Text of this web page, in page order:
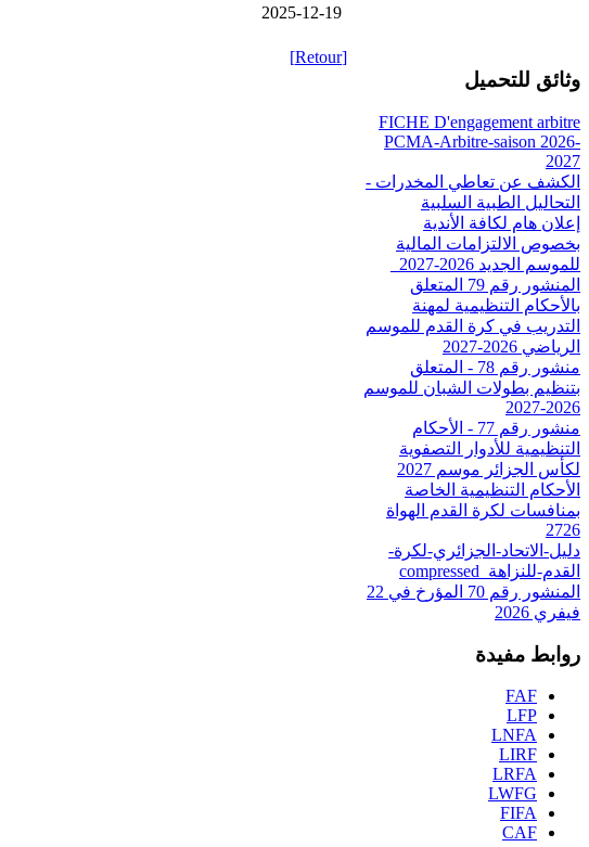
2025-12-19
[Retour]
وثائق للتحميل
FICHE D'engagement arbitre
PCMA-Arbitre-saison 2026-
2027
الكشف عن تعاطي المخدرات -
التحاليل الطبية السلبية
إعلان هام لكافة الأندية
بخصوص الالتزامات المالية
للموسم الجديد 2026-2027_
المنشور رقم 79 المتعلق
بالأحكام التنظيمية لمهنة
التدريب في كرة القدم للموسم
الرياضي 2026-2027
منشور رقم 78 - المتعلق
بتنظيم بطولات الشبان للموسم
2026-2027
منشور رقم 77 - الأحكام
التنظيمية للأدوار التصفوية
لكأس الجزائر موسم 2027
الأحكام التنظيمية الخاصة
بمنافسات لكرة القدم الهواة
2726
دليل-الاتحاد-الجزائري-لكرة-
القدم-للنزاهة_compressed
المنشور رقم 70 المؤرخ في 22
فيفري 2026
روابط مفيدة
FAF
LFP
LNFA
LIRF
LRFA
LWFG
FIFA
CAF